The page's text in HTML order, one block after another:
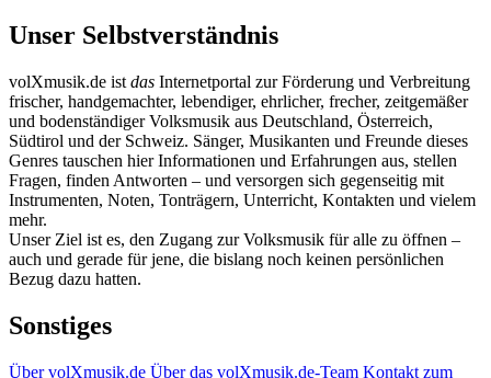
Unser Selbstverständnis
volXmusik.de ist das Internetportal zur Förderung und Verbreitung
frischer, handgemachter, lebendiger, ehrlicher, frecher, zeitgemäßer
und bodenständiger Volksmusik aus Deutschland, Österreich,
Südtirol und der Schweiz. Sänger, Musikanten und Freunde dieses
Genres tauschen hier Informationen und Erfahrungen aus, stellen
Fragen, finden Antworten – und versorgen sich gegenseitig mit
Instrumenten, Noten, Tonträgern, Unterricht, Kontakten und vielem
mehr.
Unser Ziel ist es, den Zugang zur Volksmusik für alle zu öffnen –
auch und gerade für jene, die bislang noch keinen persönlichen
Bezug dazu hatten.
Sonstiges
Über volXmusik.de Über das volXmusik.de-Team Kontakt zum